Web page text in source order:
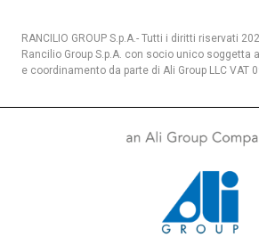
RANCILIO GROUP S.p.A.- Tutti i diritti riservati
Rancilio Group S.p.A. con socio unico soggetta
e coordinamento da parte di Ali Group LLC VAT